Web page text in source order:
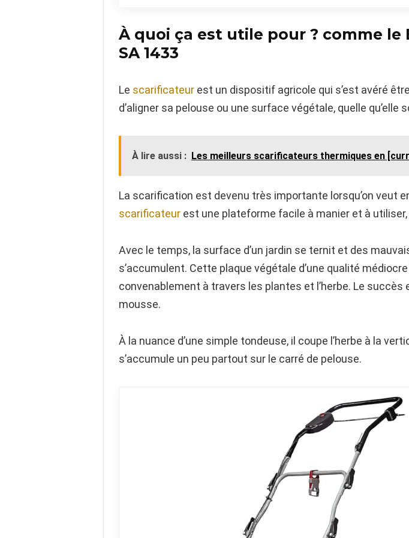
À quoi ça est utile pour ? comme
SA 1433
Le scarificateur est un dispositif agricole qui s’est avéré
d’aligner sa pelouse ou une surface végétale, quelle qu’elle
À lire aussi : Les meilleurs scarificateurs thermiques en
La scarification est devenu très importante lorsqu’on veut
scarificateur est une plateforme facile à manier et à
Avec le temps, la surface d’un jardin se ternit et des
s’accumulent. Cette plaque végétale d’une qualité
convenablement à travers les plantes et l’herbe. Le
mousse.
À la nuance d’une simple tondeuse, il coupe l’herbe à la
s’accumule un peu partout sur le carré de pelouse.